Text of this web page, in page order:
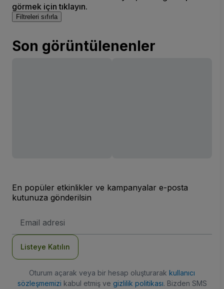
görmek için tıklayın.
Filtreleri sıfırla
Son görüntülenenler
En popüler etkinlikler ve kampanyalar e-posta
kutunuza gönderilsin
posta
Listeye Katılın
Oturum açarak veya bir hesap oluşturarak kullanıcı
sözleşmemizi kabul etmiş ve gizlilik politikası. Bizden SMS